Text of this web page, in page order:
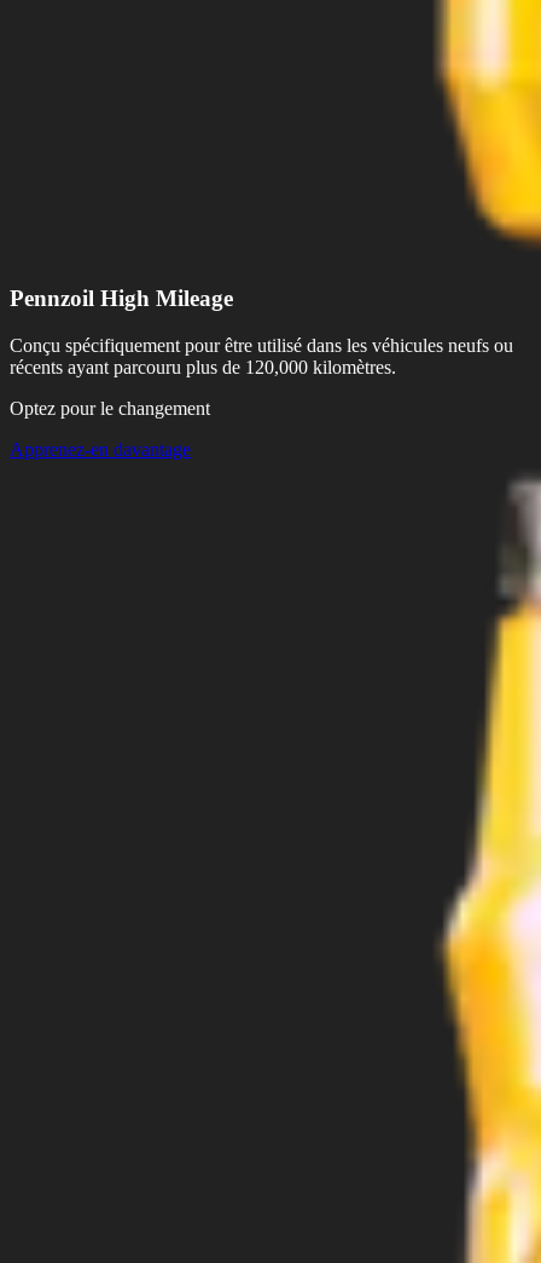
Pennzoil High Mileage
Conçu spécifiquement pour être utilisé dans les véhicules neufs ou
récents ayant parcouru plus de 120,000 kilomètres.
Optez pour le changement
Apprenez-en davantage